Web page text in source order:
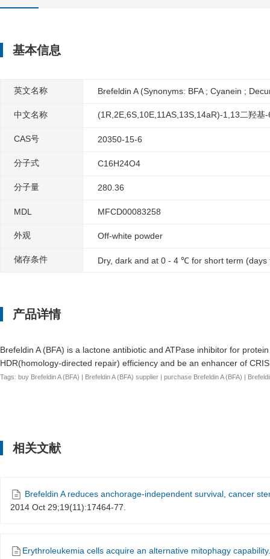
基本信息
英文名称 Brefeldin A (Synonyms: BFA ; Cyanein ;
中文名称 (1R,2E,6S,10E,11AS,13S,14aR)-1,13二羟
CAS号 20350-15-6
分子式 C16H24O4
分子量 280.36
MDL MFCD00083258
外观 Off-white powder
储存条件 Dry, dark and at 0 - 4 ℃ for short term
产品详情
Brefeldin A (BFA) is a lactone antibiotic and ATPase inhibitor for
HDR(homology-directed repair) efficiency and be an enhancer of
Tags: buy Brefeldin A (BFA) | Brefeldin A (BFA) supplier | purchase Brefeldin A (BFA) |
相关文献
Brefeldin A reduces anchorage-independent survival, cancer
2014 Oct 29;19(11):17464-77.
Erythroleukemia cells acquire an alternative mitophagy capability.